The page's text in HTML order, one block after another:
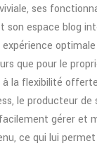
ses
son espace blog
que pour le
à la flexibilité
le producteur de
gérer et
ce qui lui